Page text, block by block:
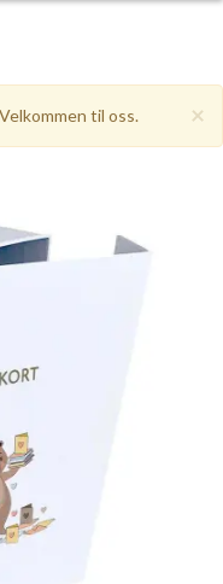
×
til oss.